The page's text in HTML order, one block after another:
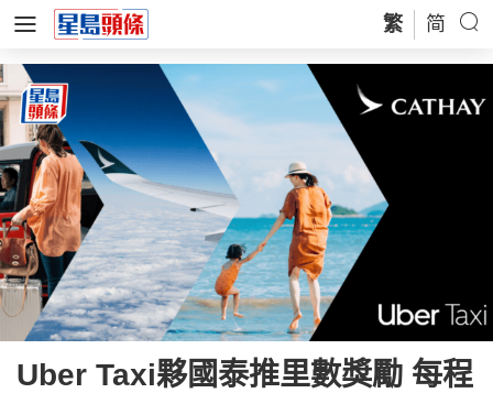
繁 简
Uber Taxi夥國泰推里數獎勵 每程